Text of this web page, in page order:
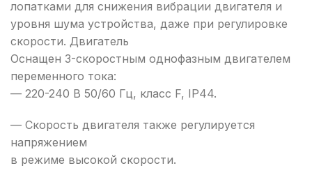
лопатками для снижения вибрации двигателя и
уровня шума устройства, даже при регулировке
скорости. Двигатель
Оснащен 3-скоростным однофазным двигателем
переменного тока:
— 220-240 В 50/60 Гц, класс F, IP44.
— Скорость двигателя также регулируется
напряжением
в режиме высокой скорости.